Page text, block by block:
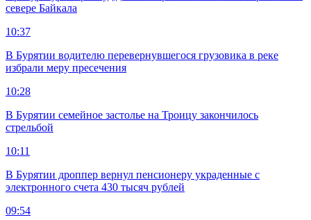
севере Байкала
10:37
В Бурятии водителю перевернувшегося грузовика в реке
избрали меру пресечения
10:28
В Бурятии семейное застолье на Троицу закончилось
стрельбой
10:11
В Бурятии дроппер вернул пенсионеру украденные с
электронного счета 430 тысяч рублей
09:54